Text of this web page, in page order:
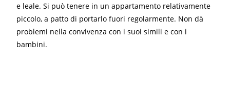
e leale. Si può tenere in un appartamento relativamente
piccolo, a patto di portarlo fuori regolarmente. Non dà
problemi nella convivenza con i suoi simili e con i
bambini.